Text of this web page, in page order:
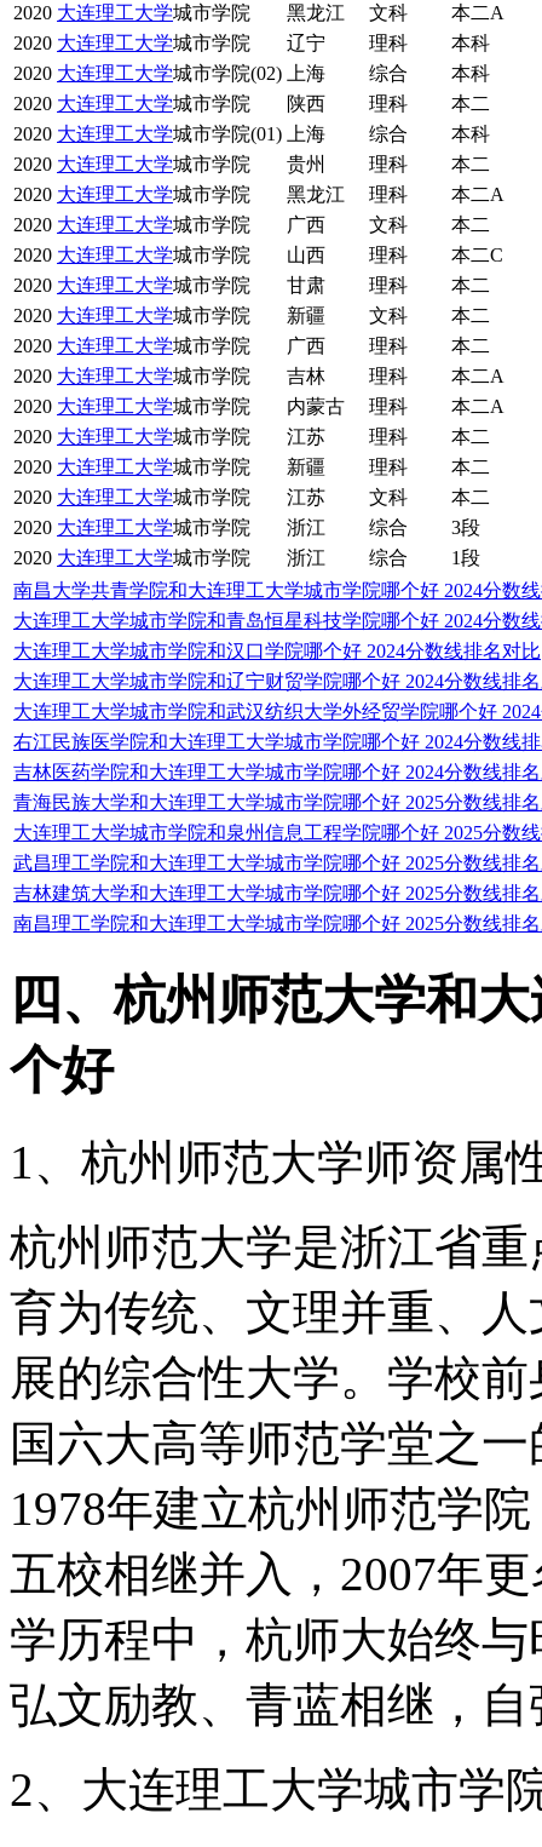
2020 大连理工大学城市学院 黑龙江 文科
本二A
2020 大连理工大学城市学院 辽宁 理科
本科
2020 大连理工大学城市学院(02) 上海 综合
本科
2020 大连理工大学城市学院 陕西 理科
本二
2020 大连理工大学城市学院(01) 上海 综合
本科
2020 大连理工大学城市学院 贵州 理科
本二
2020 大连理工大学城市学院 黑龙江 理科
本二A
2020 大连理工大学城市学院 广西 文科
本二
2020 大连理工大学城市学院 山西 理科
本二C
2020 大连理工大学城市学院 甘肃 理科
本二
2020 大连理工大学城市学院 新疆 文科
本二
2020 大连理工大学城市学院 广西 理科
本二
2020 大连理工大学城市学院 吉林 理科
本二A
2020 大连理工大学城市学院 内蒙古 理科
本二A
2020 大连理工大学城市学院 江苏 理科
本二
2020 大连理工大学城市学院 新疆 理科
本二
2020 大连理工大学城市学院 江苏 文科
本二
2020 大连理工大学城市学院 浙江 综合
3段
2020 大连理工大学城市学院 浙江 综合
1段
南昌大学共青学院和大连理工大学城市学院哪个好 2024分数
大连理工大学城市学院和青岛恒星科技学院哪个好 2024分数
大连理工大学城市学院和汉口学院哪个好 2024分数线排名对比
大连理工大学城市学院和辽宁财贸学院哪个好 2024分数线排
大连理工大学城市学院和武汉纺织大学外经贸学院哪个好
右江民族医学院和大连理工大学城市学院哪个好 2024分数线
吉林医药学院和大连理工大学城市学院哪个好 2024分数线排
青海民族大学和大连理工大学城市学院哪个好 2025分数线排
大连理工大学城市学院和泉州信息工程学院哪个好 2025分数
武昌理工学院和大连理工大学城市学院哪个好 2025分数线排
吉林建筑大学和大连理工大学城市学院哪个好 2025分数线排
南昌理工学院和大连理工大学城市学院哪个好 2025分数线排
四、杭州师范大学和
个好
1、杭州师范大学师资属
杭州师范大学是浙江省
育为传统、文理并重、
展的综合性大学。学校
国六大高等师范学堂之
1978年建立杭州师范学
五校相继并入，2007年
学历程中，杭师大始终
弘文励教、青蓝相继，
2、大连理工大学城市学